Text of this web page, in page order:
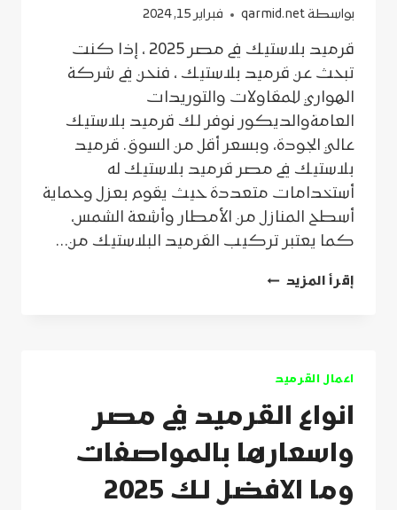
بواسطةqarmid.net فبراير 15, 2024
قرميد بلاستيك في مصر 2025 ، إذا كنت
تبحث عن قرميد بلاستيك ، فنحن في شركة
الهواري للمقاولات والتوريدات
العامةوالديكور نوفر لك قرميد بلاستيك
عالي الجودة، وبسعر أقل من السوق. قرميد
بلاستيك في مصر قرميد بلاستيك له
أستخدامات متعددة حيث يقوم بعزل وحماية
أسطح المنازل من الأمطار وأشعة الشمس،
كما يعتبر تركيب القرميد البلاستيك من…
إقرأ المزيد الواح
للاسطح
في
مصر
2025
اعمال القرميد
انواع القرميد في مصر
واسعارها بالمواصفات
وما الافضل لك 2025